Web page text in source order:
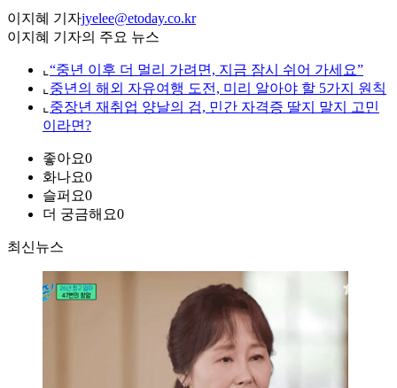
이지혜 기자jyelee@etoday.co.kr
이지혜 기자의 주요 뉴스
⌞ “중년 이후 더 멀리 가려면, 지금 잠시 쉬어 가세요”
⌞ 중년의 해외 자유여행 도전, 미리 알아야 할 5가지 원칙
⌞ 중장년 재취업 양날의 검, 민간 자격증 딸지 말지 고민
이라면?
좋아요0
화나요0
슬퍼요0
더 궁금해요0
최신뉴스